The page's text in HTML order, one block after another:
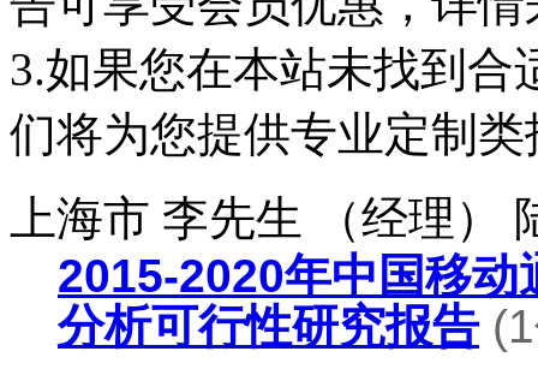
3.如果您在本站未找到
们将为您提供专业定制类
上海市 李先生 （经理）
2015-2020年中国移
分析可行性研究报告(1